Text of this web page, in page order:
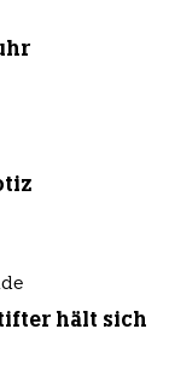
hält sich